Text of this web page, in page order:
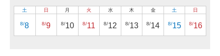
土
8/8
日
8/9
月
8/10
火
8/11
水
8/12
木
8/13
金
8/14
土
8/15
日
8/16